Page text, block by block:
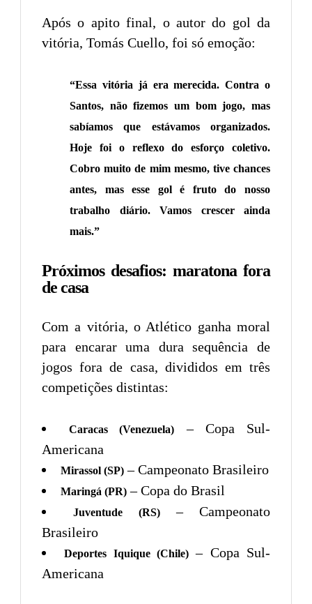
Após o apito final, o autor do gol da
vitória, Tomás Cuello, foi só emoção:
“Essa vitória já era merecida. Contra o
Santos, não fizemos um bom jogo, mas
sabíamos que estávamos organizados.
Hoje foi o reflexo do esforço coletivo.
Cobro muito de mim mesmo, tive chances
antes, mas esse gol é fruto do nosso
trabalho diário. Vamos crescer ainda
mais.”
Próximos desafios: maratona fora
de casa
Com a vitória, o Atlético ganha moral
para encarar uma dura sequência de
jogos fora de casa, divididos em três
competições distintas:
Caracas (Venezuela)
– Copa Sul-
Americana
Mirassol (SP) – Campeonato Brasileiro
Maringá (PR) – Copa do Brasil
Juventude (RS)– Campeonato
Brasileiro
Deportes Iquique (Chile) – Copa Sul-
Americana